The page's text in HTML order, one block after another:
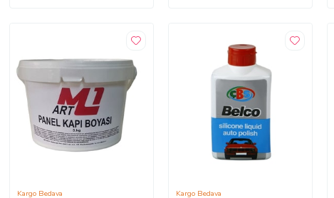
Kargo Bedava Kargo Bedava